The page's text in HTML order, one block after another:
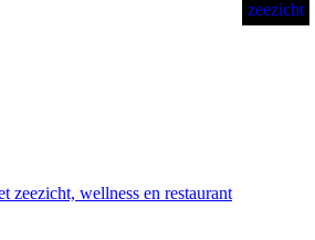
zeezicht
zeezicht, wellness en restaurant
zeezicht
zeezicht
zeezicht
zeezicht
zeezicht